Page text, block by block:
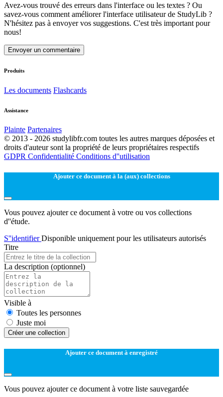
Avez-vous trouvé des erreurs dans l'interface ou les textes ? Ou
savez-vous comment améliorer l'interface utilisateur de StudyLib ?
N'hésitez pas à envoyer vos suggestions. C'est très important pour
nous!
Envoyer un commentaire
Produits
Les documents Flashcards
Assistance
Plainte Partenaires
© 2013 - 2026 studylibfr.com toutes les autres marques déposées et
droits d'auteur sont la propriété de leurs propriétaires respectifs
GDPR Confidentialité Conditions d''utilisation
Ajouter ce document à la (aux) collections
Vous pouvez ajouter ce document à votre ou vos collections
d''étude.
S''identifierDisponible uniquement pour les utilisateurs autorisés
Titre
La description (optionnel)
Visible à
Toutes les personnes
Juste moi
Créer une collection
Ajouter ce document à enregistré
Vous pouvez ajouter ce document à votre liste sauvegardée